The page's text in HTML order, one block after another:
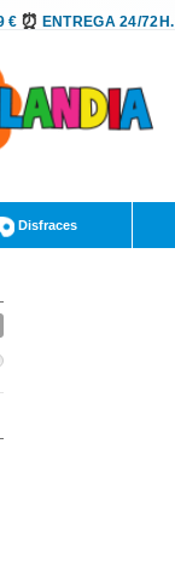
€ ENTREGA 24/72H.
Disfraces